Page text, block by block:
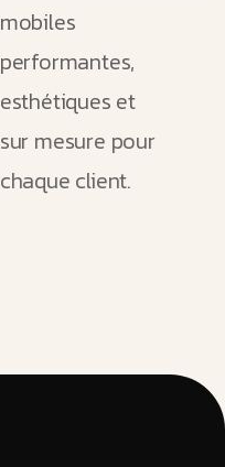
mobiles
performantes,
esthétiques et
sur mesure pour
chaque client.